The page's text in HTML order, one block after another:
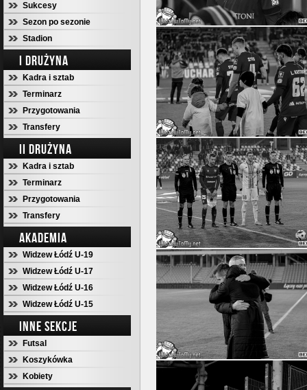
Sukcesy
Sezon po sezonie
Stadion
I DRUŻYNA
Kadra i sztab
Terminarz
Przygotowania
Transfery
II DRUŻYNA
Kadra i sztab
Terminarz
Przygotowania
Transfery
AKADEMIA
Widzew Łódź U-19
Widzew Łódź U-17
Widzew Łódź U-16
Widzew Łódź U-15
INNE SEKCJE
Futsal
Koszykówka
Kobiety